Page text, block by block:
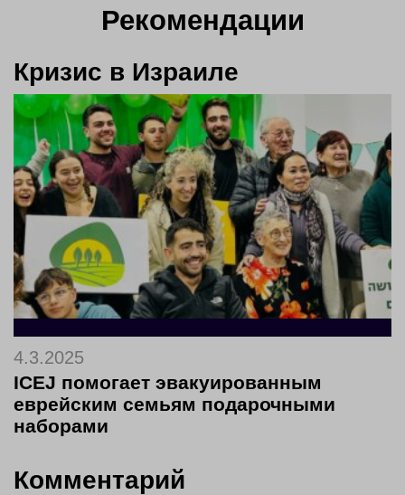
Рекомендации
Кризис в Израиле
4.3.2025
ICEJ помогает эвакуированным
еврейским семьям подарочными
наборами
Комментарий